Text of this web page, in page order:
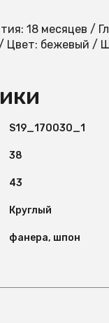
18 месяцев /
Цвет: бежевый /
S19_170030_1
38
43
Круглый
фанера, шпон